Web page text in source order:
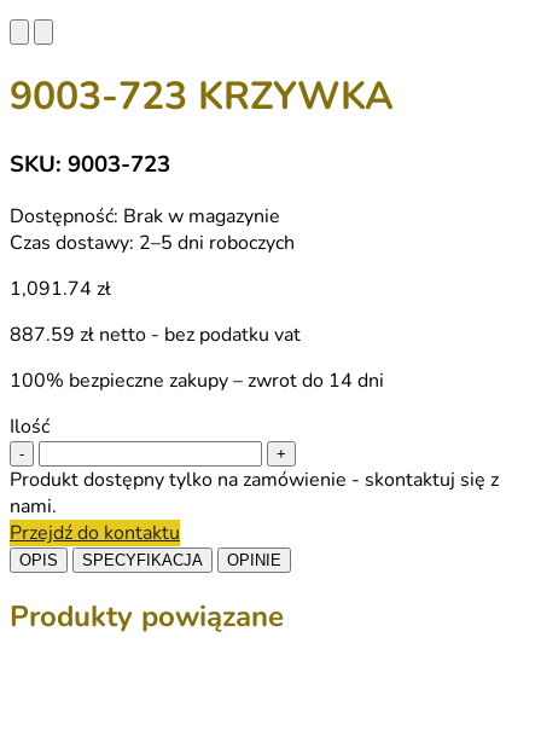
9003-723 KRZYWKA
SKU: 9003-723
Dostępność: Brak w magazynie
Czas dostawy: 2–5 dni roboczych
1,091.74 zł
887.59 zł netto - bez podatku vat
100% bezpieczne zakupy – zwrot do 14 dni
Ilość
- +
Produkt dostępny tylko na zamówienie - skontaktuj się z
nami.
Przejdź do kontaktu
OPIS SPECYFIKACJA OPINIE
Produkty powiązane